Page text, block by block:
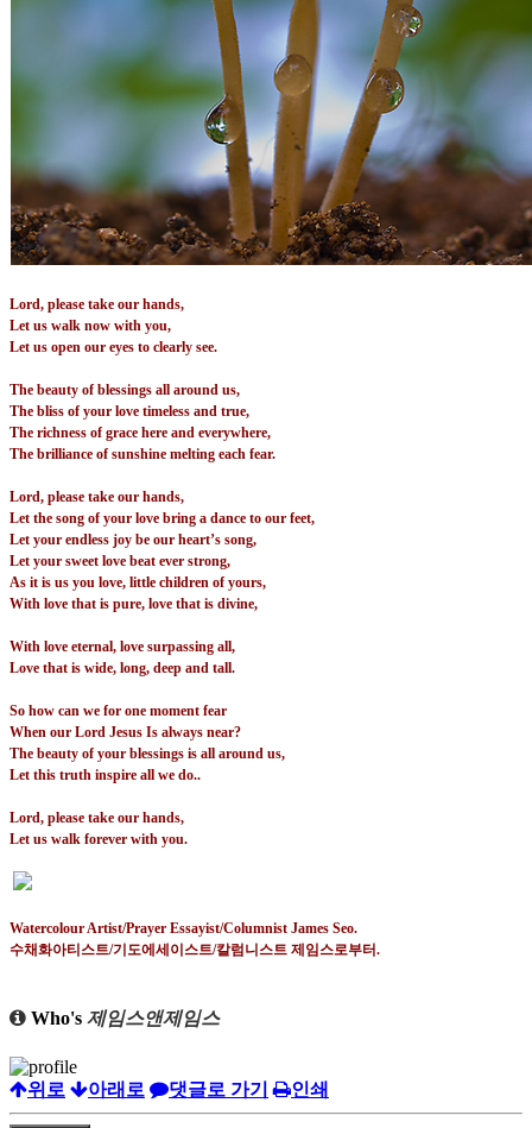
Lord, please take our hands,
Let us walk now with you,
Let us open our eyes to clearly see.
The beauty of blessings all around us,
The bliss of your love timeless and true,
The richness of grace here and everywhere,
The brilliance of sunshine melting each fear.
Lord, please take our hands,
Let the song of your love bring a dance to our feet,
Let your endless joy be our heart’s song,
Let your sweet love beat ever strong,
As it is us you love, little children of yours,
With love that is pure, love that is divine,
With love eternal, love surpassing all,
Love that is wide, long, deep and tall.
So how can we for one moment fear
When our Lord Jesus Is always near?
The beauty of your blessings is all around us,
Let this truth inspire all we do..
Lord, please take our hands,
Let us walk forever with you.
Watercolour Artist/Prayer Essayist/Columnist James Seo.
수채화아티스트/기도에세이스트/칼럼니스트 제임스로부터.
Who's 제임스앤제임스
위로 아래로 댓글로 가기 인쇄